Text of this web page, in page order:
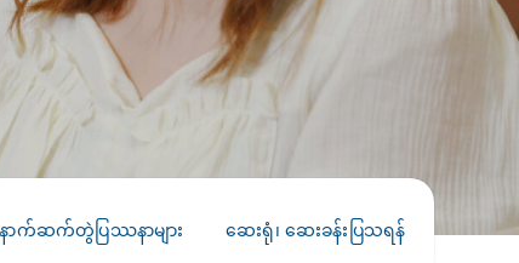
DISEASES AND CONDITIONS
22 APR 2026
Melioidosis (မယ်လီယွိုက်ဒိုး
PRESS RELEASE
29 AUG 2024
CLL HEALTH unveils
Shin Saw Pu Clinic in
Yangon, advancing
primary care
services
ာက်ဆက်တွဲပြဿနာများ ဆေးရုံ၊ ဆေးခန်းပြသရန် ရောဂါရှ